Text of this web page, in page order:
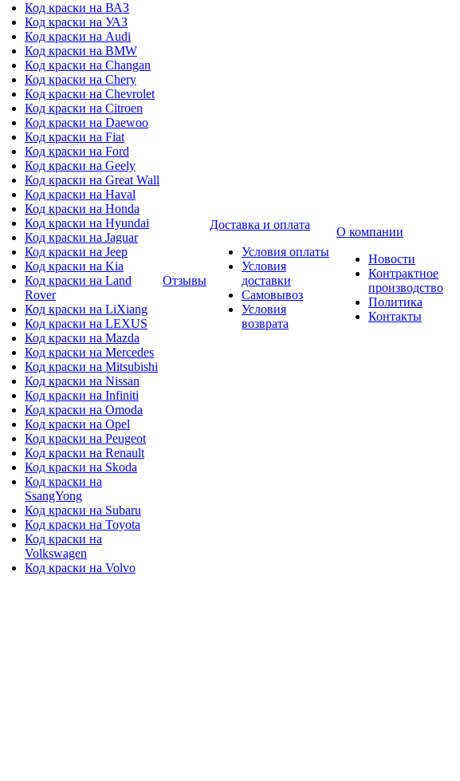
Код краски на ВАЗ
Код краски на УАЗ
Код краски на Audi
Код краски на BMW
Код краски на Changan
Код краски на Chery
Код краски на Chevrolet
Код краски на Citroen
Код краски на Daewoo
Код краски на Fiat
Код краски на Ford
Код краски на Geely
Код краски на Great Wall
Код краски на Haval
Код краски на Honda
Код краски на Hyundai
Код краски на Jaguar
Код краски на Jeep
Код краски на Kia
Код краски на Land
Rover
Код краски на LiXiang
Код краски на LEXUS
Код краски на Mazda
Код краски на Mercedes
Код краски на Mitsubishi
Код краски на Nissan
Код краски на Infiniti
Код краски на Omoda
Код краски на Opel
Код краски на Peugeot
Код краски на Renault
Код краски на Skoda
Код краски на
SsangYong
Код краски на Subaru
Код краски на Toyota
Код краски на
Volkswagen
Код краски на Volvo
Отзывы
Доставка и оплата
Условия оплаты
Условия
доставки
Самовывоз
Условия
возврата
О компании
Новости
Контрактное
производство
Политика
Контакты